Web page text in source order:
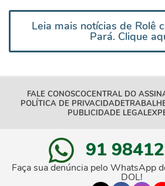
Leia mais notícias de Rolê
Pará. Clique
FALE CONOSCOCENTRAL DO
POLÍTICA DE PRIVACIDADE
PUBLICIDADE LEGAL
91
Faça sua denúncia pelo WhatsApp
DOL!